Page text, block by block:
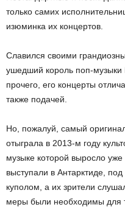
только самих
изюминка их концертов.
Славился своими
ушедший король поп-
прочего, его концерты
также подачей.
Но, пожалуй, самый
отыграла в 2013-м году
музыке которой выросло
выступали в Антарктиде,
куполом, а их зрители
меры были необходимы для